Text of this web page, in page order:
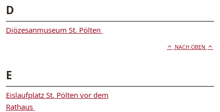
D
Diözesanmuseum St. Pölten
NACH OBEN
E
Eislaufplatz St. Pölten vor dem
Rathaus